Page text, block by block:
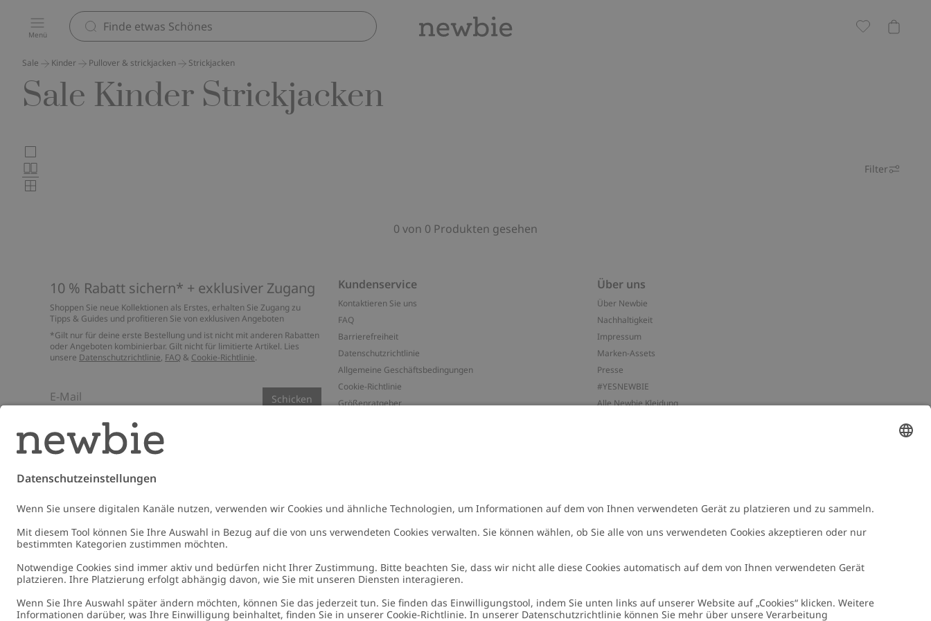
Menü
Sale Kinder Pullover & strickjacken Strickjacken
Sale Kinder Strickjacken
Wählen
Sie
Filter
0 von 0 Produkten gesehen
10 % Rabatt sichern* + exklusiver Zugang
Shoppen Sie neue Kollektionen als Erstes, erhalten Sie Zugang zu
Tipps & Guides und profitieren Sie von exklusiven Angeboten
*Gilt nur für deine erste Bestellung und ist nicht mit anderen Rabatten
oder Angeboten kombinierbar. Gilt nicht für limitierte Artikel. Lies
unsere Datenschutzrichtlinie, FAQ & Cookie-Richtlinie.
E-Mail Schicken
Kundenservice
Kontaktieren Sie uns
FAQ
Barrierefreiheit
Datenschutzrichtlinie
Allgemeine Geschäftsbedingungen
Cookie-Richtlinie
Größenratgeber
Über uns
Über Newbie
Nachhaltigkeit
Impressum
Marken-Assets
Presse
#YESNEWBIE
Alle Newbie Kleidung
Germany
Cookies